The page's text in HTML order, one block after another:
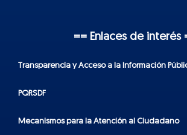
== Enlaces de interés
Transparencia y Acceso a la Información
PQRSDF
Mecanismos para la Atención al Ciudadano